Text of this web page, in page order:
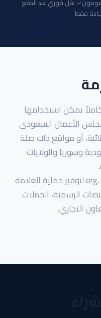
✓ نقل فوري عند الدفع
فقط
18 نطاقاً متكاملاً يمكن استخدامها
الأعمال السعودي
أو مواقع ذات صلة
وسوريا والولايات
النطاقات متاحة عبر .com و .net و .org لتوفير حماية العلامة
الرسمية، الحملات
التجاري.